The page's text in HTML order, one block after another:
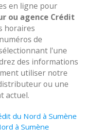
en ligne pour
ou agence Crédit
horaires
de
l'une
des informations
utiliser notre
ou une
actuel.
du Nord à Sumène
à Sumène